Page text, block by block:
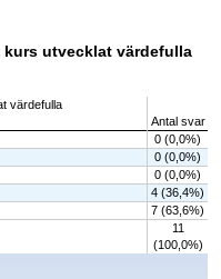
utvecklat värdefulla
värdefulla
Antal svar
0 (0,0%)
0 (0,0%)
0 (0,0%)
4 (36,4%)
7 (63,6%)
11
(100,0%)